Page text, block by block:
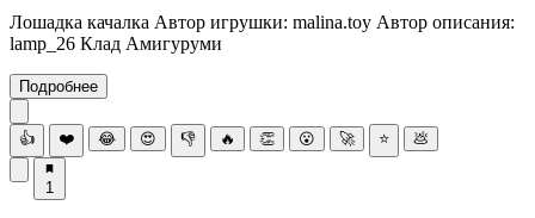
Лошадка качалка Автор игрушки: malina.toy Автор описания:
lamp_26 Клад Амигуруми
Подробнее
👍 ❤️ 😂 😍 👎 🔥 👏 😮 🚀 ⭐ 💩
1